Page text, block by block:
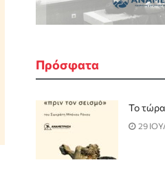
Πρόσφατα
Το τώρα
29